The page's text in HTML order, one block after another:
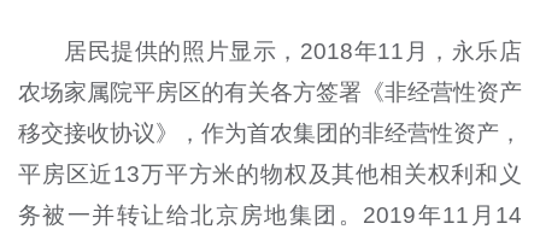
居民提供的照片显示，2018年11月，永乐店
农场家属院平房区的有关各方签署《非经营性资产
移交接收协议》，作为首农集团的非经营性资产，
平房区近13万平方米的物权及其他相关权利和义
务被一并转让给北京房地集团。2019年11月14